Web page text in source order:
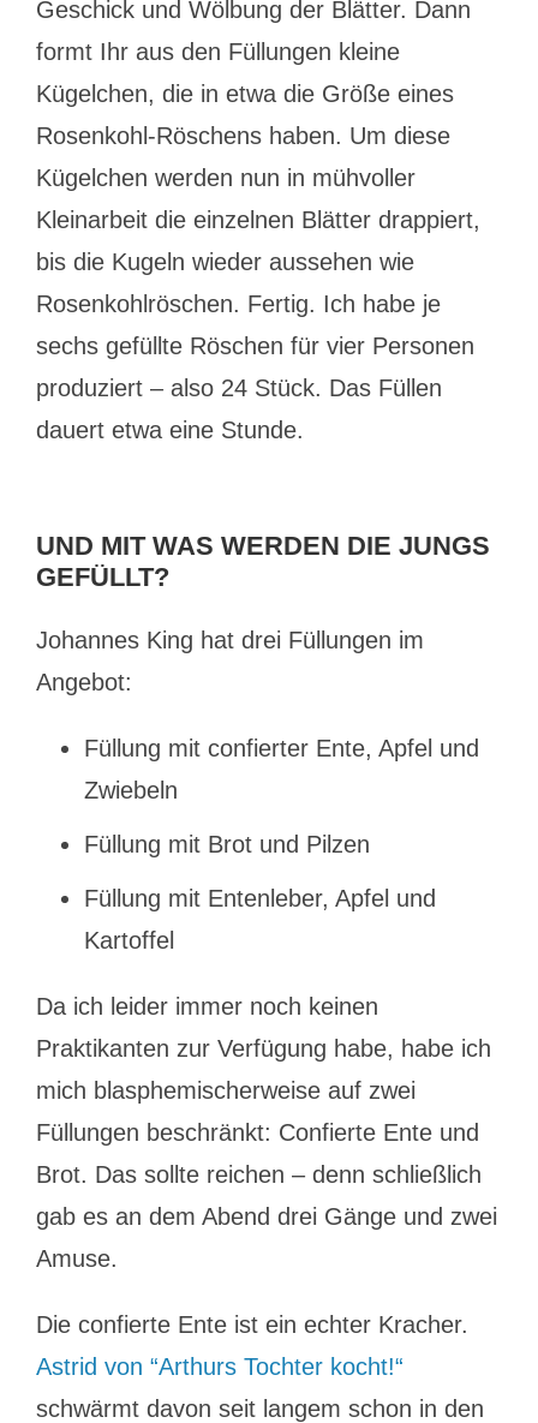
Geschick und Wölbung der Blätter. Dann
formt Ihr aus den Füllungen kleine
Kügelchen, die in etwa die Größe eines
Rosenkohl-Röschens haben. Um diese
Kügelchen werden nun in mühvoller
Kleinarbeit die einzelnen Blätter drappiert,
bis die Kugeln wieder aussehen wie
Rosenkohlröschen. Fertig. Ich habe je
sechs gefüllte Röschen für vier Personen
produziert – also 24 Stück. Das Füllen
dauert etwa eine Stunde.
UND MIT WAS WERDEN DIE JUNGS
GEFÜLLT?
Johannes King hat drei Füllungen im
Angebot:
Füllung mit confierter Ente, Apfel und
Zwiebeln
Füllung mit Brot und Pilzen
Füllung mit Entenleber, Apfel und
Kartoffel
Da ich leider immer noch keinen
Praktikanten zur Verfügung habe, habe ich
mich blasphemischerweise auf zwei
Füllungen beschränkt: Confierte Ente und
Brot. Das sollte reichen – denn schließlich
gab es an dem Abend drei Gänge und zwei
Amuse.
Die confierte Ente ist ein echter Kracher.
Astrid von “Arthurs Tochter kocht!“
schwärmt davon seit langem schon in den